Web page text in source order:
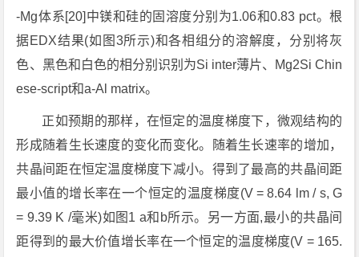
-Mg体系[20]中镁和硅的固溶度分别为1.06和0.83 pct。根
据EDX结果(如图3所示)和各相组分的溶解度，分别将灰
色、黑色和白色的相分别识别为Si inter薄片、Mg2Si Chin
ese-script和a-Al matrix。
正如预期的那样，在恒定的温度梯度下，微观结构的
形成随着生长速度的变化而变化。随着生长速率的增加，
共晶间距在恒定温度梯度下减小。得到了最高的共晶间距
最小值的增长率在一个恒定的温度梯度(V = 8.64 lm / s, G
= 9.39 K /毫米)如图1 a和b所示。另一方面,最小的共晶间
距得到的最大价值增长率在一个恒定的温度梯度(V = 165.